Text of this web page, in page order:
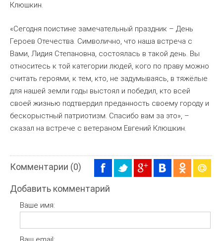
Клюшкин.
«Сегодня поистине замечательный праздник – День
Героев Отечества. Символично, что наша встреча с
Вами, Лидия Степановна, состоялась в такой день. Вы
относитесь к той категории людей, кого по праву можно
считать героями, к тем, кто, не задумываясь, в тяжёлые
для нашей земли годы выстоял и победил, кто всей
своей жизнью подтвердил преданность своему городу и
бескорыстный патриотизм. Спасибо вам за это», –
сказал на встрече с ветераном Евгений Клюшкин.
Комментарии (0)
Добавить комментарий
Ваше имя: